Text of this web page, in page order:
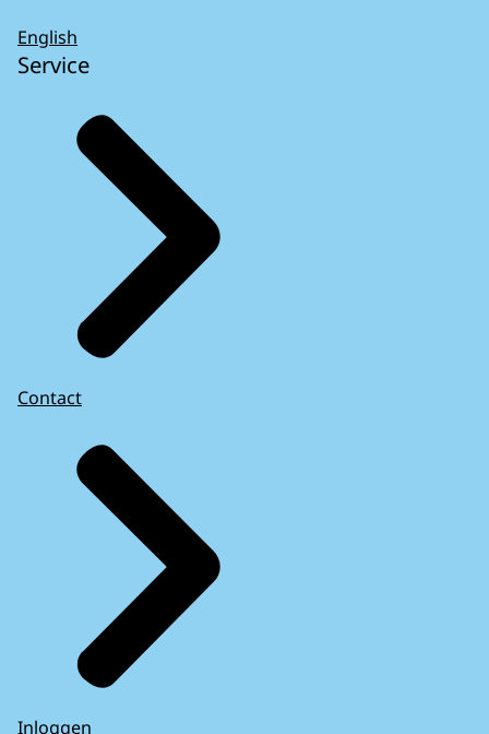
English
Service
Contact
Inloggen